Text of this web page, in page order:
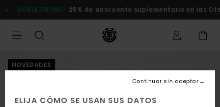
la
DOBLE PROMO 25% de descuento suplementario en las
NOVEDADES
ELIJA CÓMO SE USAN SUS DATOS
Continuar sin aceptar